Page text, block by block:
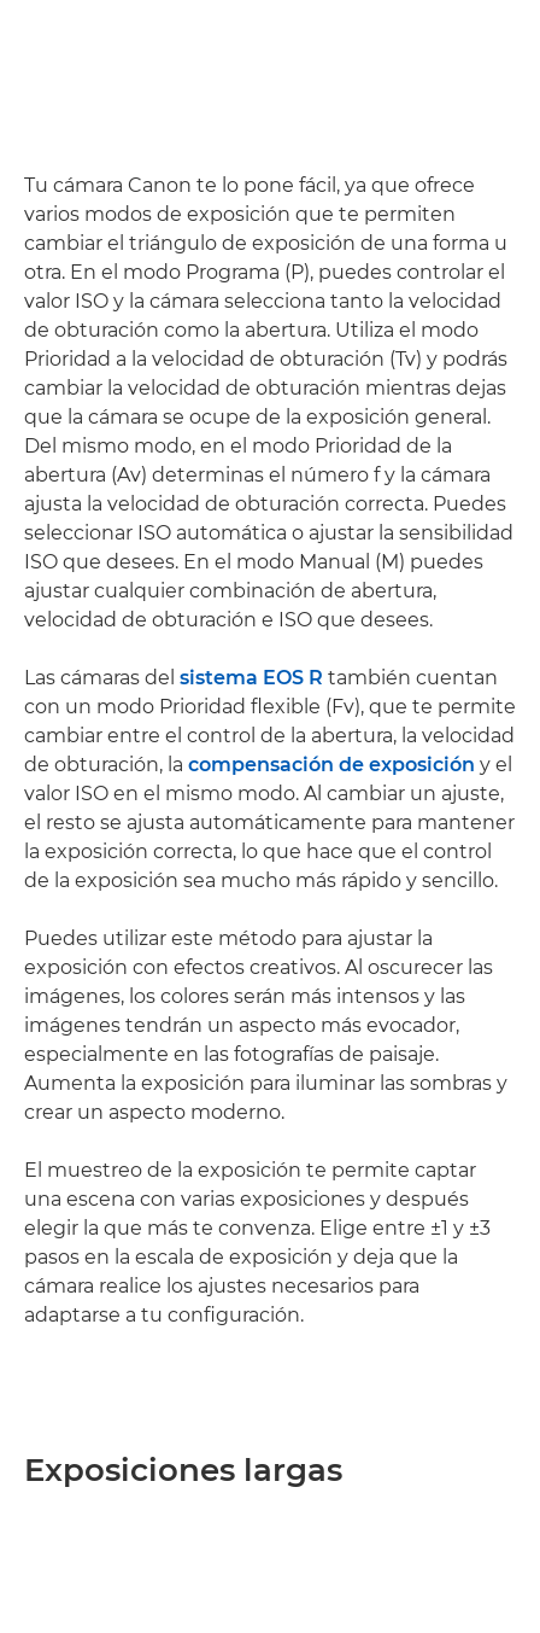
Tu cámara Canon te lo pone fácil, ya que ofrece
varios modos de exposición que te permiten
cambiar el triángulo de exposición de una forma u
otra. En el modo Programa (P), puedes controlar el
valor ISO y la cámara selecciona tanto la velocidad
de obturación como la abertura. Utiliza el modo
Prioridad a la velocidad de obturación (Tv) y podrás
cambiar la velocidad de obturación mientras dejas
que la cámara se ocupe de la exposición general.
Del mismo modo, en el modo Prioridad de la
abertura (Av) determinas el número f y la cámara
ajusta la velocidad de obturación correcta. Puedes
seleccionar ISO automática o ajustar la sensibilidad
ISO que desees. En el modo Manual (M) puedes
ajustar cualquier combinación de abertura,
velocidad de obturación e ISO que desees.
Las cámaras del sistema EOS R también cuentan
con un modo Prioridad flexible (Fv), que te permite
cambiar entre el control de la abertura, la velocidad
de obturación, la compensación de exposición y el
valor ISO en el mismo modo. Al cambiar un ajuste,
el resto se ajusta automáticamente para mantener
la exposición correcta, lo que hace que el control
de la exposición sea mucho más rápido y sencillo.
Puedes utilizar este método para ajustar la
exposición con efectos creativos. Al oscurecer las
imágenes, los colores serán más intensos y las
imágenes tendrán un aspecto más evocador,
especialmente en las fotografías de paisaje.
Aumenta la exposición para iluminar las sombras y
crear un aspecto moderno.
El muestreo de la exposición te permite captar
una escena con varias exposiciones y después
elegir la que más te convenza. Elige entre ±1 y ±3
pasos en la escala de exposición y deja que la
cámara realice los ajustes necesarios para
adaptarse a tu configuración.
Exposiciones largas